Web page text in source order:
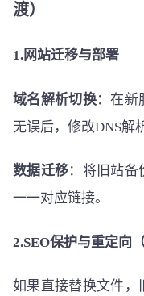
渡）
1.网站迁移与部署
域名解析切换：在新
无误后，修改DNS解
数据迁移：将旧站备
一一对应链接。
2.SEO保护与重定向
如果直接替换文件，